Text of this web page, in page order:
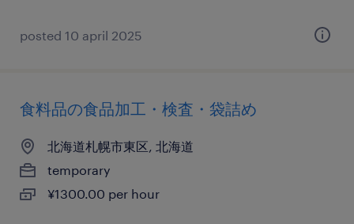
posted 10 april 2025
食料品の食品加工・検査・袋詰め
北海道札幌市東区, 北海道
temporary
¥1300.00 per hour